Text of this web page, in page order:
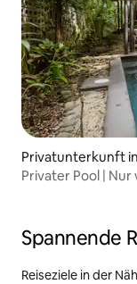
Privatunterkunft
Privater Pool |
Spannende
Reiseziele in der